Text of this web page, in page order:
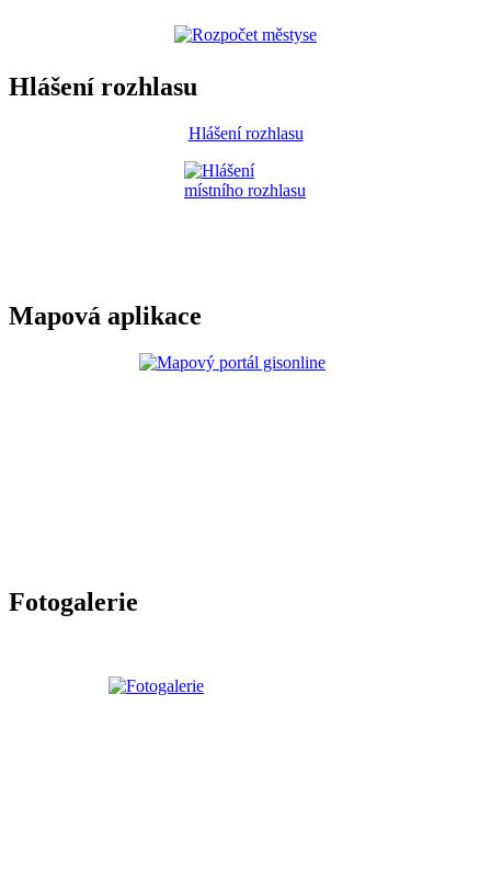
Hlášení rozhlasu
Hlášení rozhlasu
Mapová aplikace
Fotogalerie